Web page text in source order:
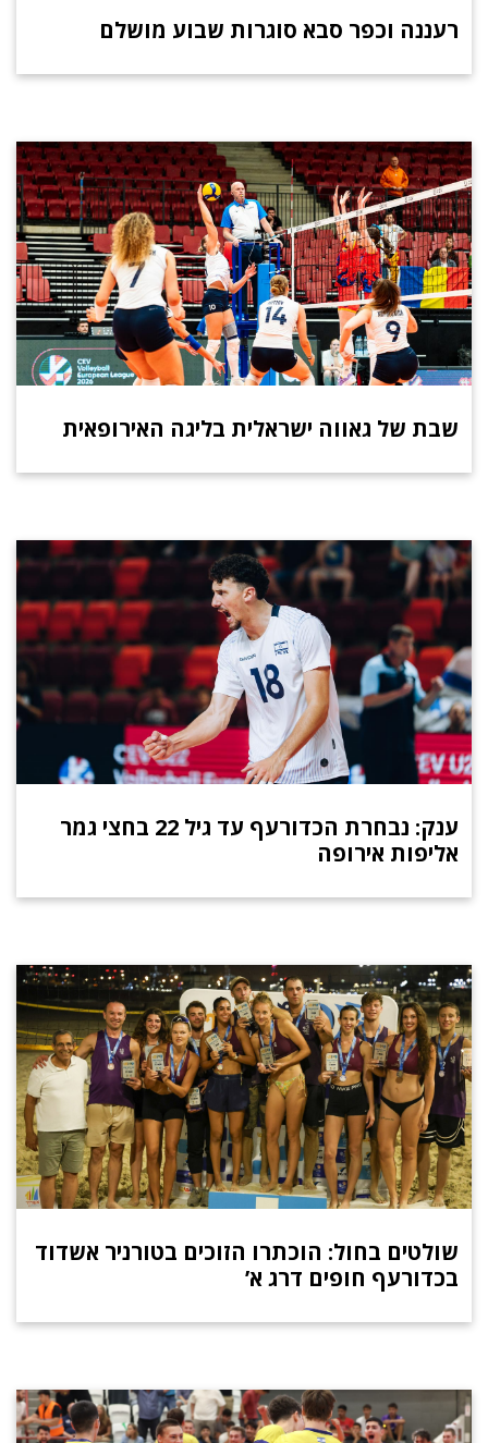
רעננה וכפר סבא סוגרות שבוע מושלם
שבת של גאווה ישראלית בליגה האירופאית
ענק: נבחרת הכדורעף עד גיל 22 בחצי גמר
אליפות אירופה
שולטים בחול: הוכתרו הזוכים בטורניר אשדוד
בכדורעף חופים דרג א’